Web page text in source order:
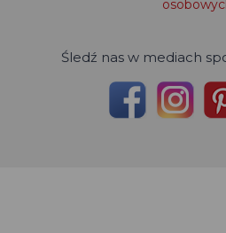
Śledź nas w mediach